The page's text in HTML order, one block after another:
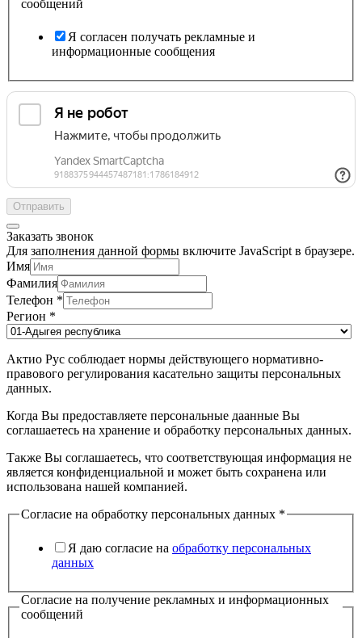
сообщений
Я согласен получать рекламные и
информационные сообщения
Отправить
Заказать звонок
Для заполнения данной формы включите JavaScript в браузере.
Имя
Фамилия
Телефон *
Регион *
Актио Рус соблюдает нормы действующего нормативно-
правового регулирования касательно защиты персональных
данных.
Когда Вы предоставляете персональные даанные Вы
соглашаетесь на хранение и обработку персональных данных.
Также Вы соглашаетесь, что соответствующая информация не
является конфиденциальной и может быть сохранена или
использована нашей компанией.
Согласие на обработку персональных данных *
Я даю согласие на обработку персональных
данных
Согласие на получение рекламных и информационных
сообщений